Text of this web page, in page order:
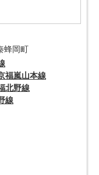
蜂岡町
福嵐山本線
北野線
線